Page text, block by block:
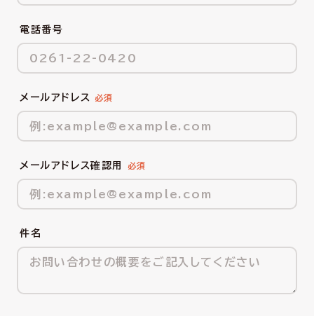
電話番号
メールアドレス
メールアドレス確認用
件名